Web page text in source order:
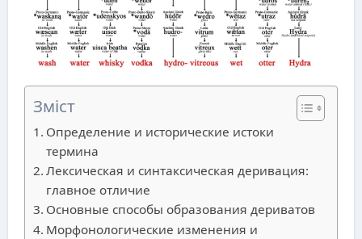
Зміст
Определение и исторические истоки
термина
Лексическая и синтаксическая деривация:
главное отличие
Основные способы образования дериватов
Морфонологические изменения и